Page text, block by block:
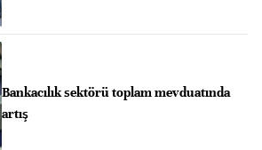
Bankacılık sektörü toplam mevduatında
artış